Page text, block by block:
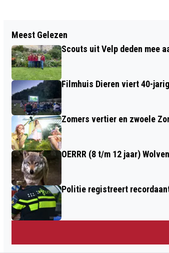
GIRO DI CIRKEL: OBSTAKEL- EN
FIETSVAARDIGHEIDEXAMEN
Meest Gelezen
Scouts uit Velp deden mee
Filmhuis Dieren viert 40-
Zomers vertier en zwoele
OERRR (8 t/m 12 jaar)
Politie registreert